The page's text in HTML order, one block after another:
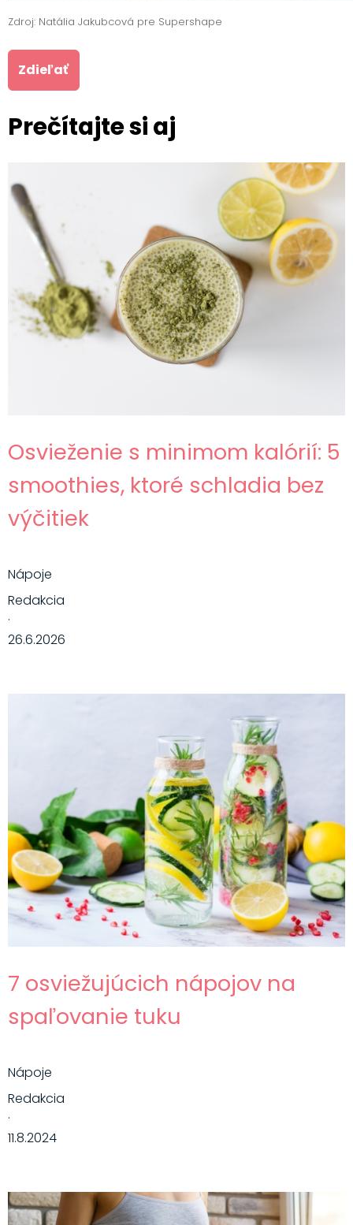
Zdroj: Natália Jakubcová pre Supershape
Zdieľať
Prečítajte si aj
Osvieženie s minimom kalórií: 5
smoothies, ktoré schladia bez
výčitiek
Nápoje
Redakcia
·
26.6.2026
7 osviežujúcich nápojov na
spaľovanie tuku
Nápoje
Redakcia
·
11.8.2024